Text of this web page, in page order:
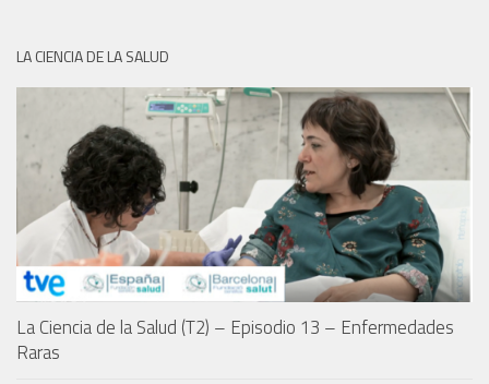
LA CIENCIA DE LA SALUD
La Ciencia de la Salud (T2) – Episodio 13 – Enfermedades
Raras